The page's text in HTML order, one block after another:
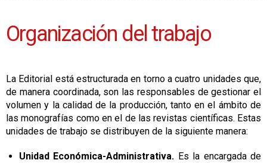
Organización del trabajo
La Editorial está estructurada en torno a cuatro unidades que,
de manera coordinada, son las responsables de gestionar el
volumen y la calidad de la producción, tanto en el ámbito de
las monografías como en el de las revistas científicas. Estas
unidades de trabajo se distribuyen de la siguiente manera:
Unidad Económica-Administrativa. Es la encargada de